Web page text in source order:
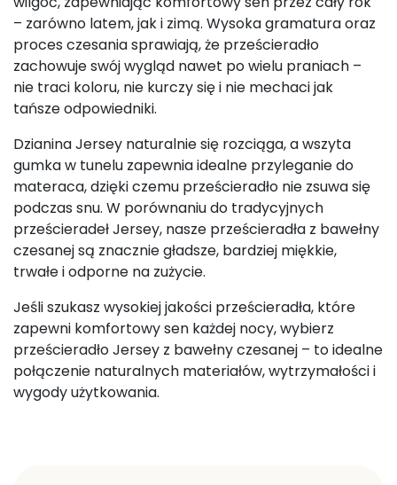
– zarówno latem, jak i zimą. Wysoka gramatura oraz
proces czesania sprawiają, że prześcieradło
zachowuje swój wygląd nawet po wielu praniach –
nie traci koloru, nie kurczy się i nie mechaci jak
tańsze odpowiedniki.
Dzianina Jersey naturalnie się rozciąga, a wszyta
gumka w tunelu zapewnia idealne przyleganie do
materaca, dzięki czemu prześcieradło nie zsuwa się
podczas snu. W porównaniu do tradycyjnych
prześcieradeł Jersey, nasze prześcieradła z bawełny
czesanej są znacznie gładsze, bardziej miękkie,
trwałe i odporne na zużycie.
Jeśli szukasz wysokiej jakości prześcieradła, które
zapewni komfortowy sen każdej nocy, wybierz
prześcieradło Jersey z bawełny czesanej – to idealne
połączenie naturalnych materiałów, wytrzymałości i
wygody użytkowania.